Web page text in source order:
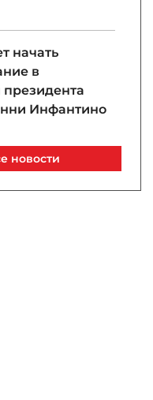
начать
в
Инфантино
профессор
факультета
новости